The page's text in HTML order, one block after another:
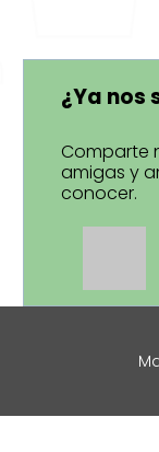
¿Ya nos
Comparte
amigas y
conocer.